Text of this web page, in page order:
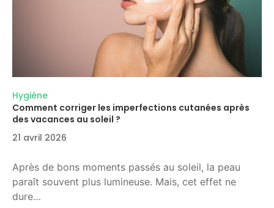
Hygiène
Comment corriger les imperfections cutanées après
des vacances au soleil ?
21 avril 2026
Après de bons moments passés au soleil, la peau
paraît souvent plus lumineuse. Mais, cet effet ne
dure…